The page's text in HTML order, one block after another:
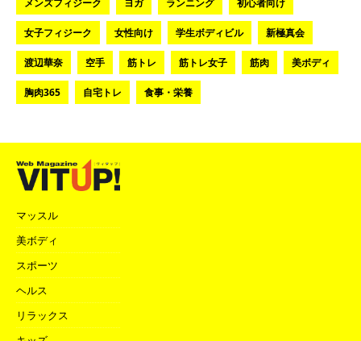
女子フィジーク 女性向け 学生ボディビル 新極真会
渡辺華奈 空手 筋トレ 筋トレ女子 筋肉 美ボディ
胸肉365 自宅トレ 食事・栄養
マッスル
美ボディ
スポーツ
ヘルス
リラックス